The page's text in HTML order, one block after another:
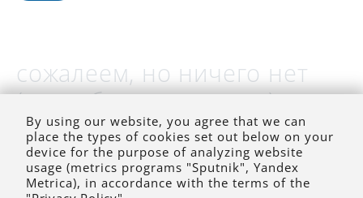
сожалеем, но ничего нет
(на выбранное время)
By using our website, you agree that we can
place the types of cookies set out below on your
device for the purpose of analyzing website
usage (metrics programs "Sputnik", Yandex
Metrica), in accordance with the terms of the